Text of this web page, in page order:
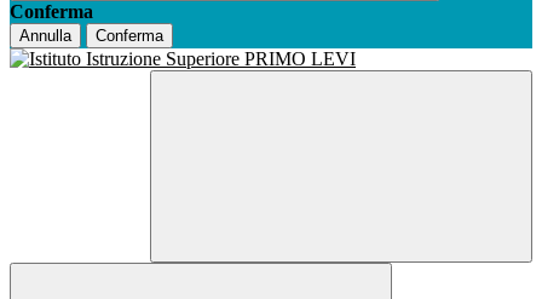
Conferma
Annulla Conferma